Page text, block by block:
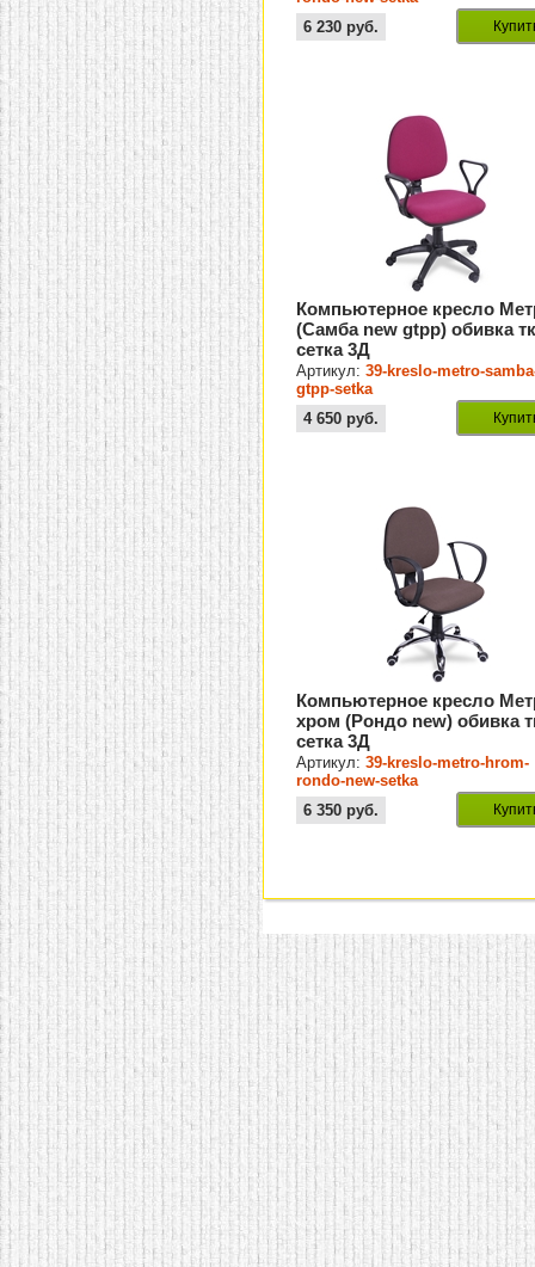
6 230 руб.
Компьютерное кресло
(Самба new gtpp) обивка
сетка 3Д
Артикул:39-kreslo-metro-
gtpp-setka
4 650 руб.
Компьютерное кресло
хром (Рондо new) обивка
сетка 3Д
Артикул:39-kreslo-metro-hrom-
rondo-new-setka
6 350 руб.